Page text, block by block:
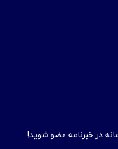
در خبرنامه عضو شوید!